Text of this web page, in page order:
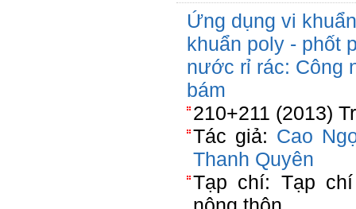
Ứng dụng vi
khuẩn poly - phốt
nước rỉ rác: Công
bám
210+211 (2013)
Tác giả: Cao
Thanh Quyên
Tạp chí: Tạp